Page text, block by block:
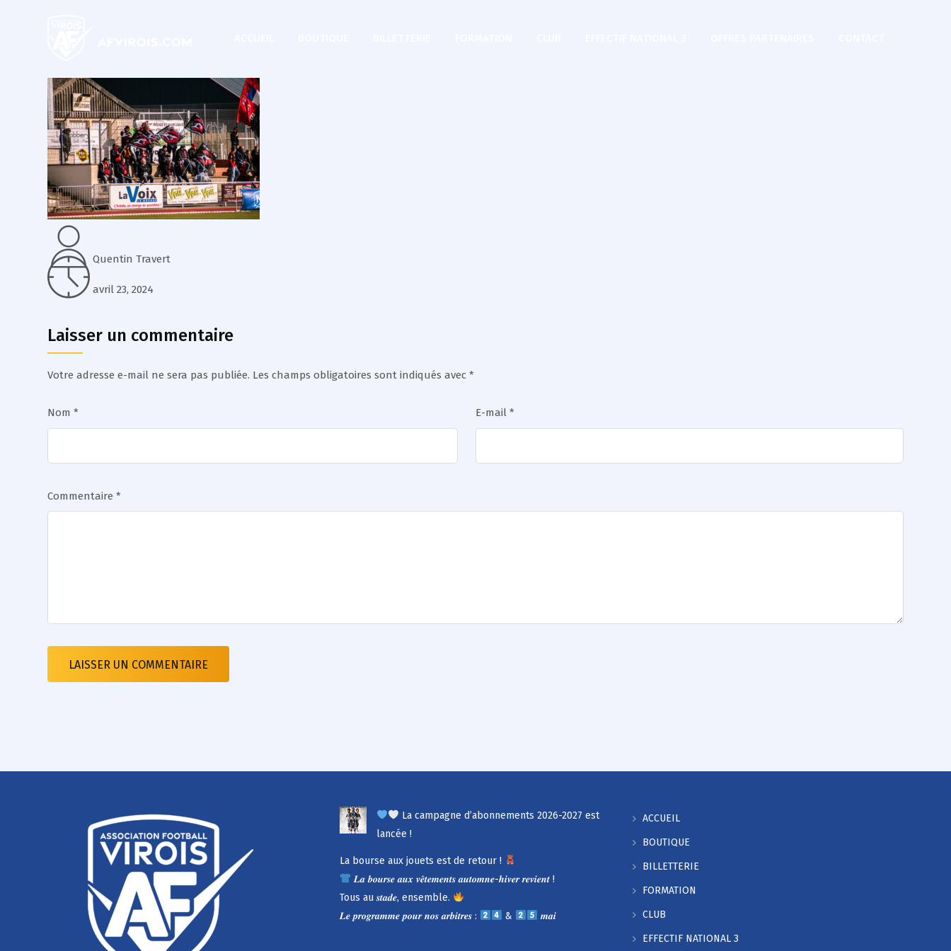
Quentin Travert
avril 23, 2024
Laisser un commentaire
Votre adresse e-mail ne sera pas publiée. Les champs obligatoires sont indiqués avec *
Nom * E-mail *
Commentaire *
La campagne d’abonnements 2026-2027 est
lancée !
La bourse aux jouets est de retour !
𝑳𝒂 𝒃𝒐𝒖𝒓𝒔𝒆 𝒂𝒖𝒙 𝒗𝒆̂𝒕𝒆𝒎𝒆𝒏𝒕𝒔 𝒂𝒖𝒕𝒐𝒎𝒏𝒆-𝒉𝒊𝒗𝒆𝒓 𝒓𝒆𝒗𝒊𝒆𝒏𝒕 !
Tous au 𝒔𝒕𝒂𝒅𝒆, ensemble.
𝑳𝒆 𝒑𝒓𝒐𝒈𝒓𝒂𝒎𝒎𝒆 𝒑𝒐𝒖𝒓 𝒏𝒐𝒔 𝒂𝒓𝒃𝒊𝒕𝒓𝒆𝒔 :
& 𝒎𝒂𝒊
ACCUEIL
BOUTIQUE
BILLETTERIE
FORMATION
CLUB
EFFECTIF NATIONAL 3